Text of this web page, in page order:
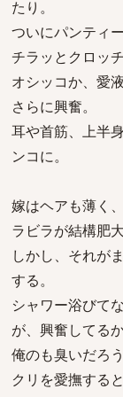
たり。
ついにパンティ
チラッとクロッ
オシッコか、愛
さらに興奮。
耳や首筋、上半
ンコに。
嫁はヘアも薄く
ラビラが結構肥
しかし、それが
する。
シャワー浴びて
が、興奮してる
俺のも臭いだろう
クリを愛撫する